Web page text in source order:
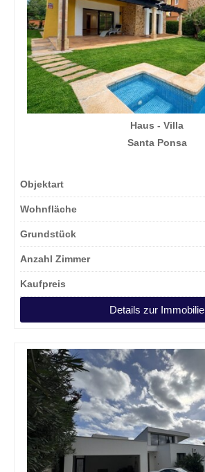
Haus - Villa
Santa Ponsa
Objektart
Wohnfläche
Grundstück
Anzahl Zimmer
Kaufpreis
Details zur Immobilie